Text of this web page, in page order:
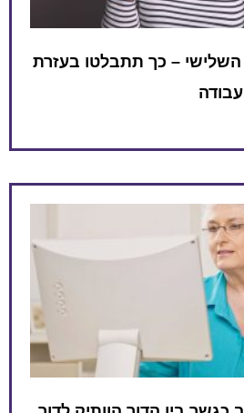
השלישי – כך תתבלטו בעזרת